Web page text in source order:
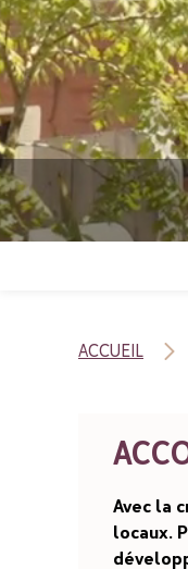
ACCUEIL
Avec la
locaux.